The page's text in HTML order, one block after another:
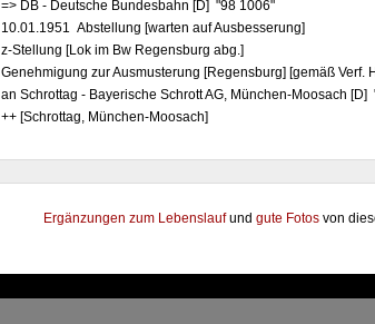
=> DB - Deutsche Bundesbahn [D] "98 1006"
10.01.1951 Abstellung [warten auf Ausbesserung]
z-Stellung [Lok im Bw Regensburg abg.]
Genehmigung zur Ausmusterung [Regensburg] [gemäß Verf.
an Schrottag - Bayerische Schrott AG, München-Moosach [D]
++ [Schrottag, München-Moosach]
Ergänzungen zum Lebenslaufund gute Fotos von